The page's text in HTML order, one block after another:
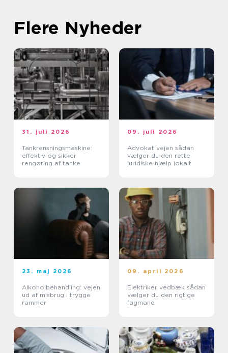
Flere Nyheder
31. juli 2026
Tankrensningsmaskine:
effektiv og sikker
rengøring af tanke
09. juli 2026
Advokat vejen sådan
vælger du den rette
juridiske hjælp lokalt
23. maj 2026
Alkoholbehandling: vejen
ud af misbrug i trygge
rammer
09. april 2026
Elektriker vedbæk sådan
vælger du den rigtige
fagmand